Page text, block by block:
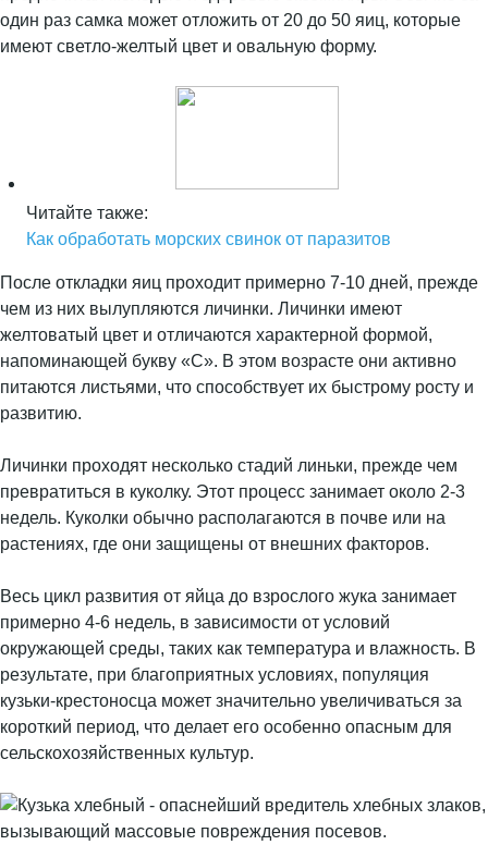
один раз самка может отложить от 20 до 50 яиц, которые
имеют светло-желтый цвет и овальную форму.
Читайте также:
Как обработать морских свинок от паразитов
После откладки яиц проходит примерно 7-10 дней, прежде
чем из них вылупляются личинки. Личинки имеют
желтоватый цвет и отличаются характерной формой,
напоминающей букву «С». В этом возрасте они активно
питаются листьями, что способствует их быстрому росту и
развитию.
Личинки проходят несколько стадий линьки, прежде чем
превратиться в куколку. Этот процесс занимает около 2-3
недель. Куколки обычно располагаются в почве или на
растениях, где они защищены от внешних факторов.
Весь цикл развития от яйца до взрослого жука занимает
примерно 4-6 недель, в зависимости от условий
окружающей среды, таких как температура и влажность. В
результате, при благоприятных условиях, популяция
кузьки-крестоносца может значительно увеличиваться за
короткий период, что делает его особенно опасным для
сельскохозяйственных культур.